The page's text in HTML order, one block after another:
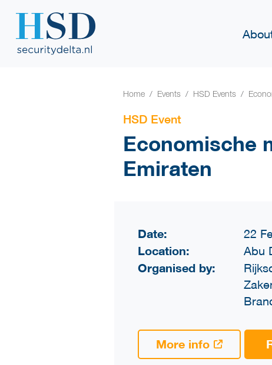
Home Events HSD Events
HSD Event
Economische
Emiraten
Date: 22
Location: Abu
Organised by:
More info